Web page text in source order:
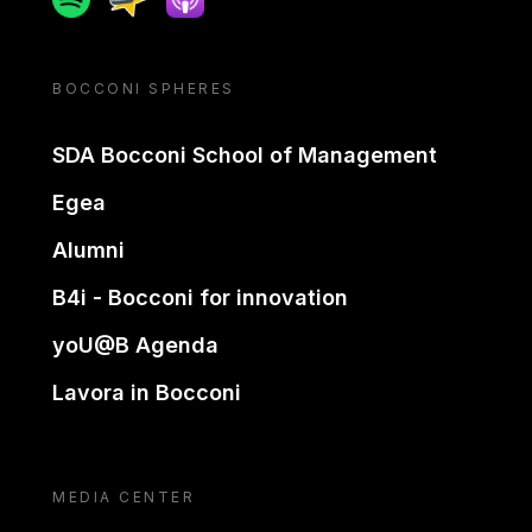
BOCCONI SPHERES
SDA Bocconi School of Management
Egea
Alumni
B4i - Bocconi for innovation
yoU@B Agenda
Lavora in Bocconi
MEDIA CENTER